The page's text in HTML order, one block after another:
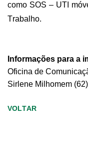
como SOS – UTI
Trabalho.
Informações para a
Oficina de
Sirlene Milhomem
VOLTAR